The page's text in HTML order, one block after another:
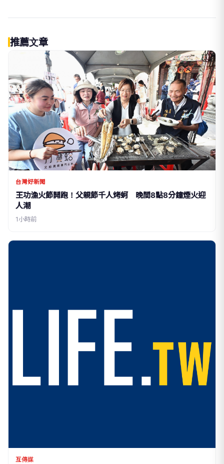
推薦文章
台灣好新聞
王功漁火節開跑！父親節千人烤蚵 晚間8點8分鐘煙火迎
人潮
1小時前
互傳媒